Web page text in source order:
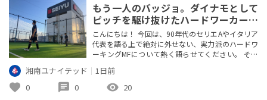
もう一人のバッジョ。ダイナモとして
ピッチを駆け抜けたハードワーカーの
美学
こんにちは！ 今回は、90年代のセリエAやイタリア
代表を語る上で絶対に外せない、実力派のハードワ
ーキングMFについて熱く語らせてください。 その
バッジョと同姓であることから、当時はもう一人の
バッジョなんて呼ばれることも多かったですが、親
戚でも何でもありません。 華麗な魔法使いだった
湘南ユナイテッド ｜ 1日前
favorite 0 chat 0 visibility 20